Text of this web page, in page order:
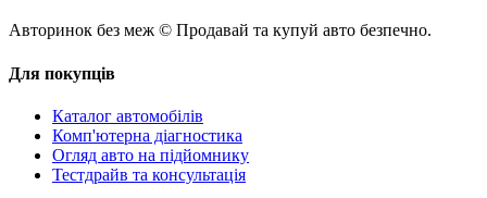
Авторинок без меж © Продавай та купуй авто безпечно.
Для покупців
Каталог автомобілів
Комп'ютерна діагностика
Огляд авто на підйомнику
Тестдрайв та консультація